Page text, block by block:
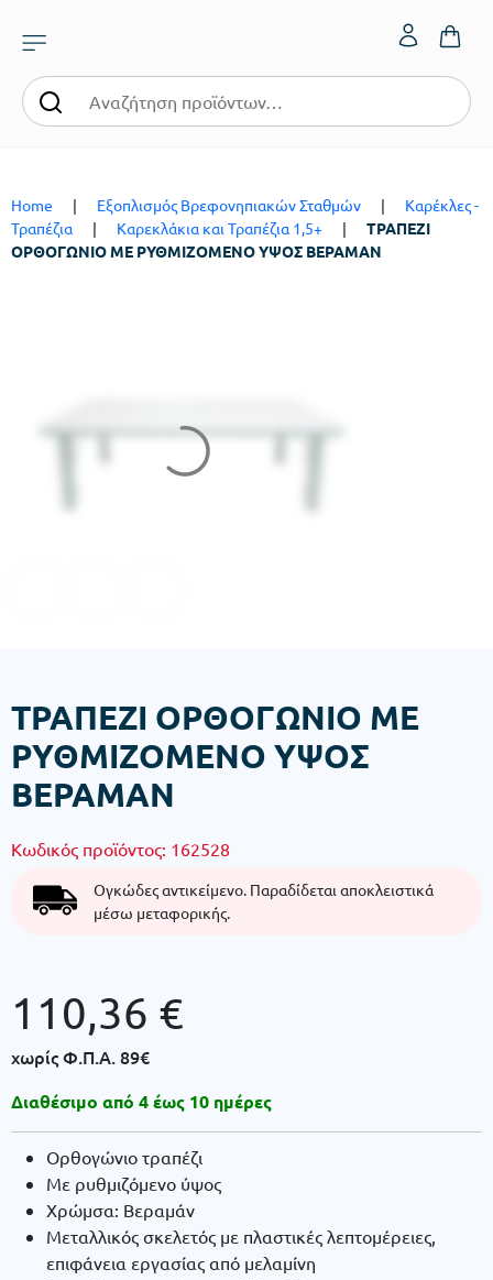
Home | Εξοπλισμός Βρεφονηπιακών Σταθμών |
Καρέκλες -
Τραπέζια
| Καρεκλάκια και Τραπέζια 1,5+ |
ΤΡΑΠΕΖΙ
ΟΡΘΟΓΩΝΙΟ ΜΕ ΡΥΘΜΙΖΟΜΕΝΟ ΥΨΟΣ ΒΕΡΑΜΑΝ
ΤΡΑΠΕΖΙ ΟΡΘΟΓΩΝΙΟ ΜΕ
ΡΥΘΜΙΖΟΜΕΝΟ ΥΨΟΣ
ΒΕΡΑΜΑΝ
Κωδικός προϊόντος: 162528
Ογκώδες αντικείμενο. Παραδίδεται αποκλειστικά
μέσω μεταφορικής.
110,36 €
χωρίς Φ.Π.Α.89€
Διαθέσιμο από 4 έως 10 ημέρες
Ορθογώνιο τραπέζι
Με ρυθμιζόμενο ύψος
Χρώμσα: Βεραμάν
Μεταλλικός σκελετός με πλαστικές λεπτομέρειες,
επιφάνεια εργασίας από μελαμίνη